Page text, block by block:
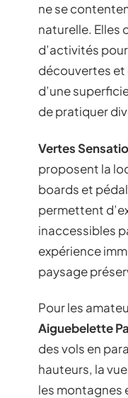
ne se
naturelle. Elles
d’activités
découvertes et
d’une
de pratiquer
Vertes
proposent la
boards et
permettent
inaccessibles
expérience
paysage
Pour les
Aiguebelette
des vols en
hauteurs, la
les montagnes